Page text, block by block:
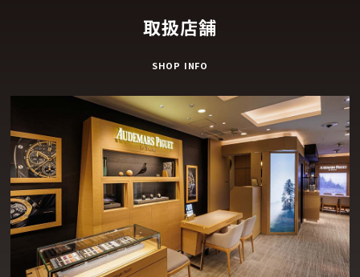
取扱店舗
SHOP INFO